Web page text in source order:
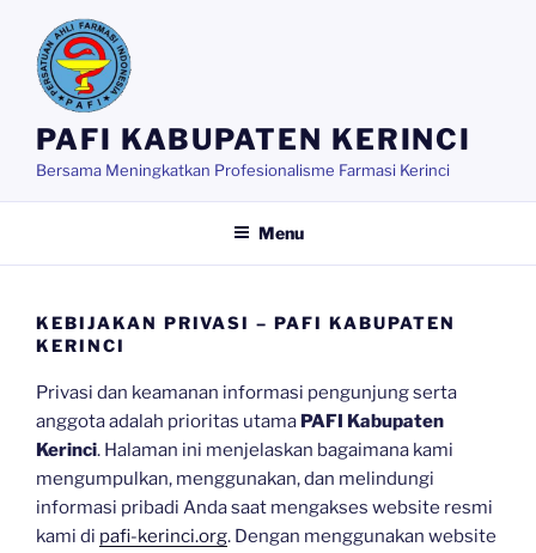
content
PAFI KABUPATEN KERINCI
Bersama Meningkatkan Profesionalisme Farmasi Kerinci
Menu
KEBIJAKAN PRIVASI – PAFI KABUPATEN
KERINCI
Privasi dan keamanan informasi pengunjung serta
anggota adalah prioritas utama PAFI Kabupaten
Kerinci. Halaman ini menjelaskan bagaimana kami
mengumpulkan, menggunakan, dan melindungi
informasi pribadi Anda saat mengakses website resmi
kami di pafi-kerinci.org. Dengan menggunakan website